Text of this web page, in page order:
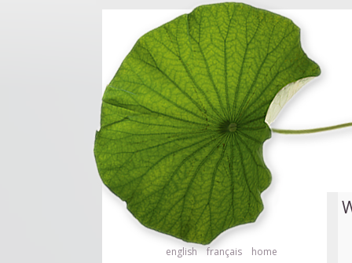
Barrierefrei Blumen bestellen mit Screenreader oder Brailliezeile,
english français home